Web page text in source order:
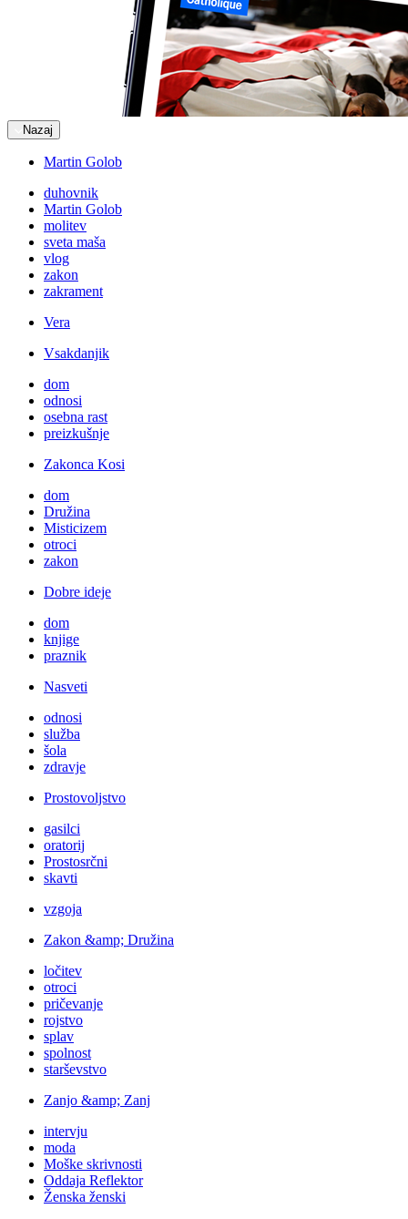
Nazaj
Martin Golob
duhovnik
Martin Golob
molitev
sveta maša
vlog
zakon
zakrament
Vera
Vsakdanjik
dom
odnosi
osebna rast
preizkušnje
Zakonca Kosi
dom
Družina
Misticizem
otroci
zakon
Dobre ideje
dom
knjige
praznik
Nasveti
odnosi
služba
šola
zdravje
Prostovoljstvo
gasilci
oratorij
Prostosrčni
skavti
vzgoja
Zakon &amp; Družina
ločitev
otroci
pričevanje
rojstvo
splav
spolnost
starševstvo
Zanjo &amp; Zanj
intervju
moda
Moške skrivnosti
Oddaja Reflektor
Ženska ženski